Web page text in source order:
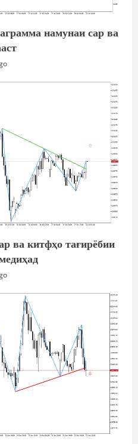
намунаи сар ва
ва китфҳо тағирёбии